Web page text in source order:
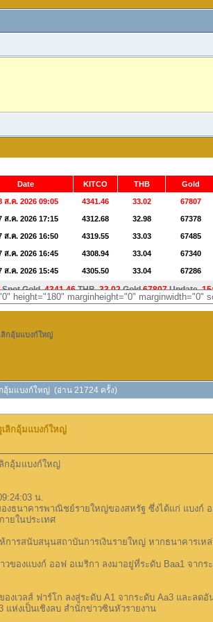
ลิกอุ้มแบงก์ใหญ่
อุ้มแบงก์ใหญ่ (อ่าน 21724 ครั้ง)
เลิกอุ้มแบงก์ใหญ่
กอุ้มแบงก์ใหญ่
น.
งธนาคารพาณิชย์รายใหญ่ของสหรัฐ ซึ่งได้แก่ แบงก์
ยในประเทศ
การสนับสนุนสถาบันการเงินรายใหญ่ หากธนาคารเ
องแบงก์ ออฟ อเมริกา ลงมาอยู่ที่ระดับ Baa1 จาก
เวลส์ ฟาร์โก ลงสู่ระดับ A1 จากระดับ Aa3 และลด
ห่งเป็นเชิงลบ สำนักข่าวซินหัวรายงาน